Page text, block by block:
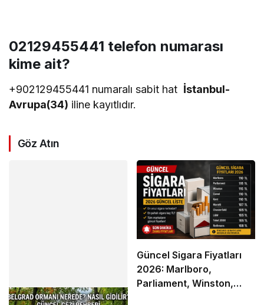
02129455441 telefon numarası
kime ait?
+902129455441 numaralı sabit hat İstanbul-
Avrupa(34) iline kayıtlıdır.
Göz Atın
Güncel Sigara Fiyatları
2026: Marlboro,
Parliament, Winston,